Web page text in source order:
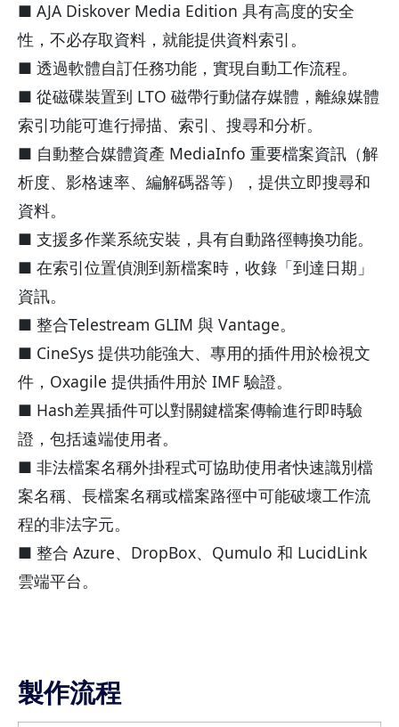
■ AJA Diskover Media Edition 具有高度的安全
性，不必存取資料，就能提供資料索引。
■ 透過軟體自訂任務功能，實現自動工作流程。
■ 從磁碟裝置到 LTO 磁帶行動儲存媒體，離線媒體
索引功能可進行掃描、索引、搜尋和分析。
■ 自動整合媒體資產 MediaInfo 重要檔案資訊（解
析度、影格速率、編解碼器等），提供立即搜尋和
資料。
■ 支援多作業系統安裝，具有自動路徑轉換功能。
■ 在索引位置偵測到新檔案時，收錄「到達日期」
資訊。
■ 整合Telestream GLIM 與 Vantage。
■ CineSys 提供功能強大、專用的插件用於檢視文
件，Oxagile 提供插件用於 IMF 驗證。
■ Hash差異插件可以對關鍵檔案傳輸進行即時驗
證，包括遠端使用者。
■ 非法檔案名稱外掛程式可協助使用者快速識別檔
案名稱、長檔案名稱或檔案路徑中可能破壞工作流
程的非法字元。
■ 整合 Azure、DropBox、Qumulo 和 LucidLink
雲端平台。
製作流程